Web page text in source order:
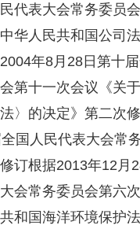
代表大会常务委员
中华人民共和国公司
年8月28日第十
第十一次会议《关
〉的决定》第二次
国人民代表大会常
订根据2013年12月
会常务委员会第六
和国海洋环境保护